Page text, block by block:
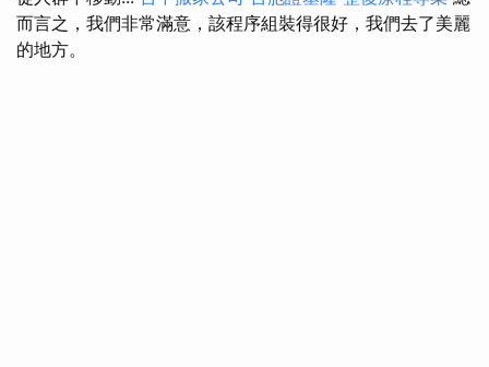
而言之，我們非常滿意，該程序組裝得很好，我們去了美麗
的地方。